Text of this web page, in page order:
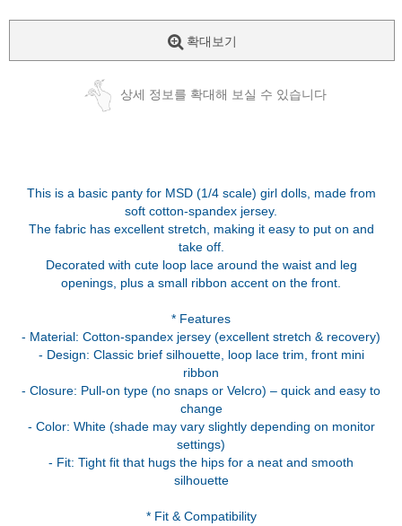
확대보기
상세 정보를 확대해 보실 수 있습니다
This is a basic panty for MSD (1/4 scale) girl dolls, made from
soft cotton-spandex jersey.
The fabric has excellent stretch, making it easy to put on and
take off.
Decorated with cute loop lace around the waist and leg
openings, plus a small ribbon accent on the front.
* Features
- Material: Cotton-spandex jersey (excellent stretch & recovery)
- Design: Classic brief silhouette, loop lace trim, front mini
ribbon
- Closure: Pull-on type (no snaps or Velcro) – quick and easy to
change
- Color: White (shade may vary slightly depending on monitor
settings)
- Fit: Tight fit that hugs the hips for a neat and smooth
silhouette
* Fit & Compatibility